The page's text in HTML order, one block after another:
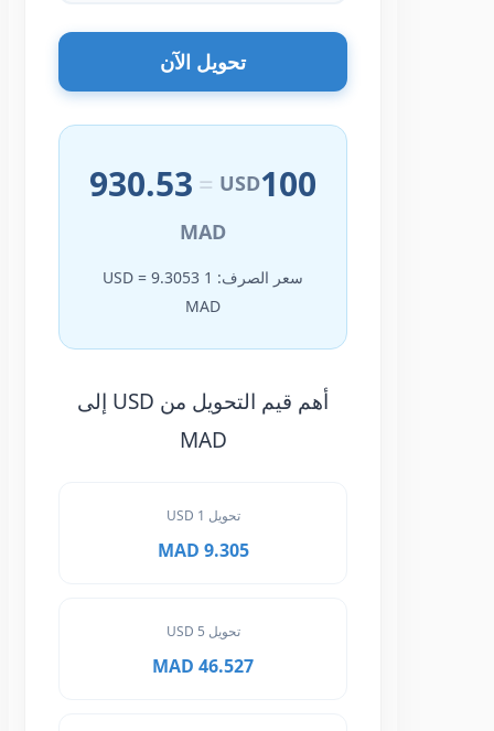
تحويل الآن
100
USD
=
930.53
MAD
سعر الصرف: 1 USD = 9.3053
أهم قيم التحويل من USD إلى
MAD
تحويل 1 USD
9.305 MAD
تحويل 5 USD
46.527 MAD